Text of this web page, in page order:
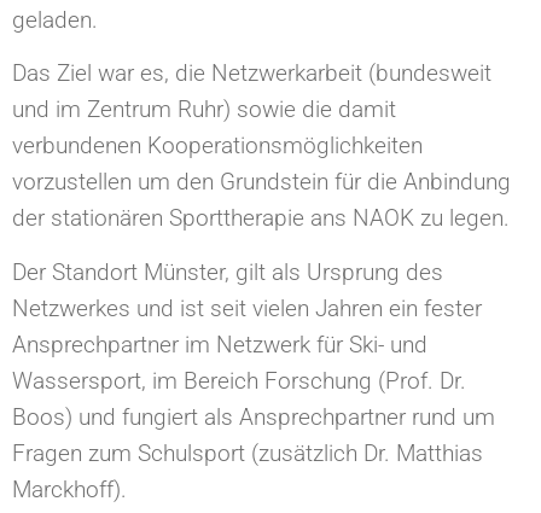
geladen.
Das Ziel war es, die Netzwerkarbeit (bundesweit
und im Zentrum Ruhr) sowie die damit
verbundenen Kooperationsmöglichkeiten
vorzustellen um den Grundstein für die Anbindung
der stationären Sporttherapie ans NAOK zu legen.
Der Standort Münster, gilt als Ursprung des
Netzwerkes und ist seit vielen Jahren ein fester
Ansprechpartner im Netzwerk für Ski- und
Wassersport, im Bereich Forschung (Prof. Dr.
Boos) und fungiert als Ansprechpartner rund um
Fragen zum Schulsport (zusätzlich Dr. Matthias
Marckhoff).